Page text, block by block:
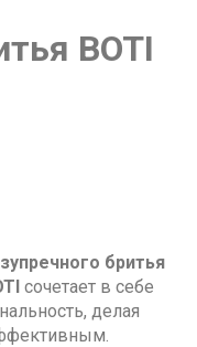
BOTI
бритья
сочетает в себе
делая